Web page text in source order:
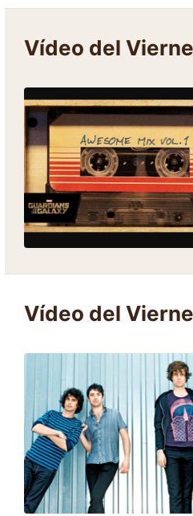
Vídeo del
Vídeo del